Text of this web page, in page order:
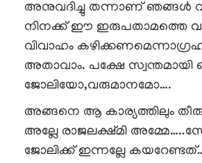
അനുവദിച്ചു തന്നാണ് ഞങ്ങൾ
നിനക്ക് ഈ ഇരുപതാമത്തെ
വിവാഹം
അതാവാം. പക്ഷേ സ്വന്തമായി
ജോലിയോ,വരുമാനമോ….
അങ്ങനെ ആ കാര്യത്തിലും
അല്ലേ രാജലക്ഷ്മി
ജോലിക്ക് ഇന്നല്ലേ